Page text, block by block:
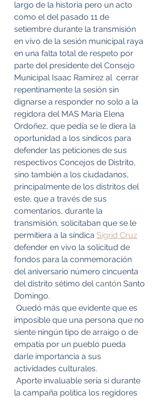
largo de la historia pero un acto
como el del pasado 11 de
setiembre durante la transmisión
en vivo de la sesión municipal raya
en una falta total de respeto por
parte del presidente del Consejo
Municipal Isaac Ramírez al  cerrar
repentinamente la sesión sin
dignarse a responder no solo a la
regidora del MAS María Elena
Ordoñez, que pedía se le diera la
oportunidad a los síndicos para
defender las peticiones de sus
respectivos Concejos de Distrito,
sino también a los ciudadanos,
principalmente de los distritos del
este, que a través de sus
comentarios, durante la
transmisión, solicitaban que se le
permitiera a la síndica Sigrid Cruz
defender en vivo la solicitud de
fondos para la conmemoración
del aniversario número cincuenta
del distrito sétimo del cantón Santo
Domingo.
imposible que una persona que no
siente ningún tipo de arraigo o de
empatía por un pueblo pueda
darle importancia a sus
actividades culturales.
la campaña política los regidores